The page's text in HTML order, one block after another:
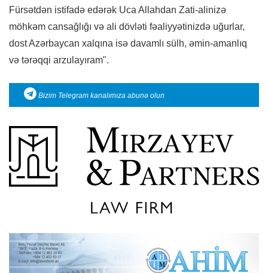
Fürsətdən istifadə edərək Uca Allahdan Zati-alinizə
möhkəm cansağlığı və ali dövləti fəaliyyətinizdə uğurlar,
dost Azərbaycan xalqına isə davamlı sülh, əmin-amanlıq
və tərəqqi arzulayıram".
Bizim Telegram kanalımıza abunə olun